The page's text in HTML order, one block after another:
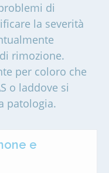
di
la severità
rimozione.
per coloro che
o laddove si
patologia.
e